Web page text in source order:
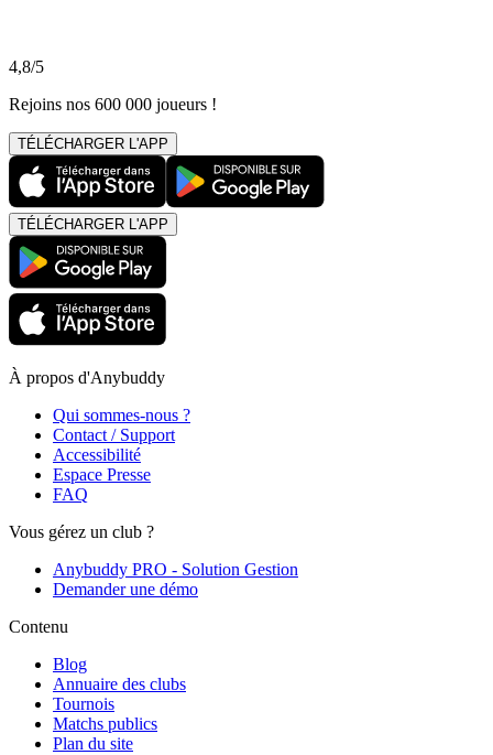
4,8/5
Rejoins nos 600 000 joueurs !
TÉLÉCHARGER L'APP
TÉLÉCHARGER L'APP
À propos d'Anybuddy
Qui sommes-nous ?
Contact / Support
Accessibilité
Espace Presse
FAQ
Vous gérez un club ?
Anybuddy PRO - Solution Gestion
Demander une démo
Contenu
Blog
Annuaire des clubs
Tournois
Matchs publics
Plan du site